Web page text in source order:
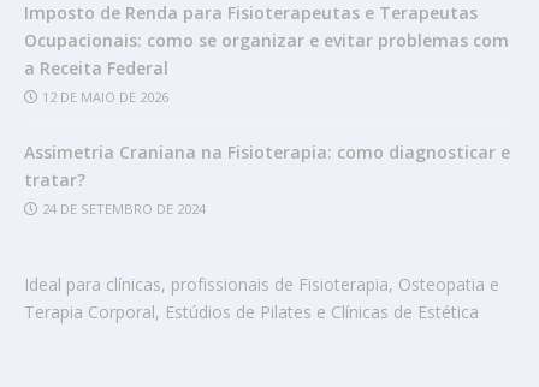
Imposto de Renda para Fisioterapeutas e Terapeutas
Ocupacionais: como se organizar e evitar problemas com
a Receita Federal
12 DE MAIO DE 2026
Assimetria Craniana na Fisioterapia: como diagnosticar e
tratar?
24 DE SETEMBRO DE 2024
Ideal para clínicas, profissionais de Fisioterapia, Osteopatia e
Terapia Corporal, Estúdios de Pilates e Clínicas de Estética